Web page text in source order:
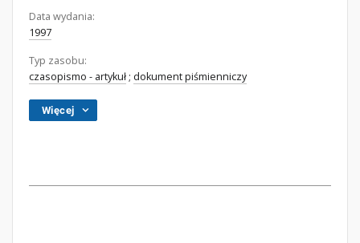
Data wydania:
1997
Typ zasobu:
czasopismo - artykuł ; dokument piśmienniczy
Więcej